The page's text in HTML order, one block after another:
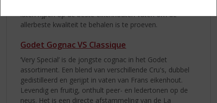
laten rijpen op de beste eikenhouten vaten om de
allerbeste kwaliteit te behalen is te proeven.
Godet Gognac VS Classique
‘Very Special’ is de jongste cognac in het Godet
assortiment. Een blend van verschillende Cru's, dubbel
gedistilleerd en gerijpt in vaten van Frans eikenhout.
Levendig en fruitig, onthult peer- en ledertonen op de
neus. Het is een directe afstammeling van de La